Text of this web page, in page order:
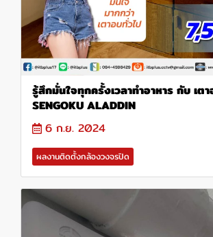
รู้สึกมั่นใจทุกครั้งเวลาทำอาหาร กับ เต
SENGOKU ALADDIN
6 ก.ย. 2024
ผลงานติดตั้งกล้องวงจรปิด